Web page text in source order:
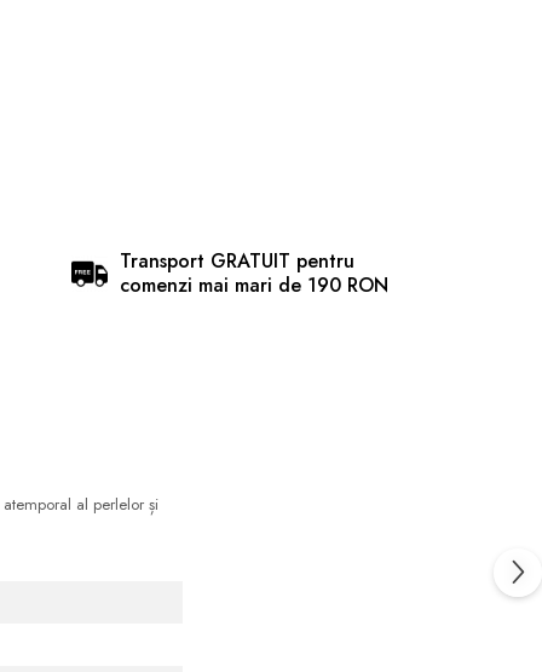
Transport GRATUIT pentru
comenzi mai mari de 190 RON
al perlelor și